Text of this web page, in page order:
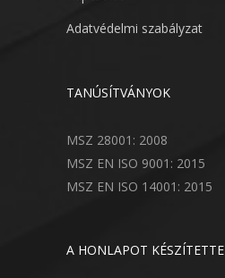
Adatvédelmi szabályzat
TANÚSÍTVÁNYOK
MSZ 28001: 2008
MSZ EN ISO 9001: 2015
MSZ EN ISO 14001: 2015
A HONLAPOT KÉSZÍTETTE